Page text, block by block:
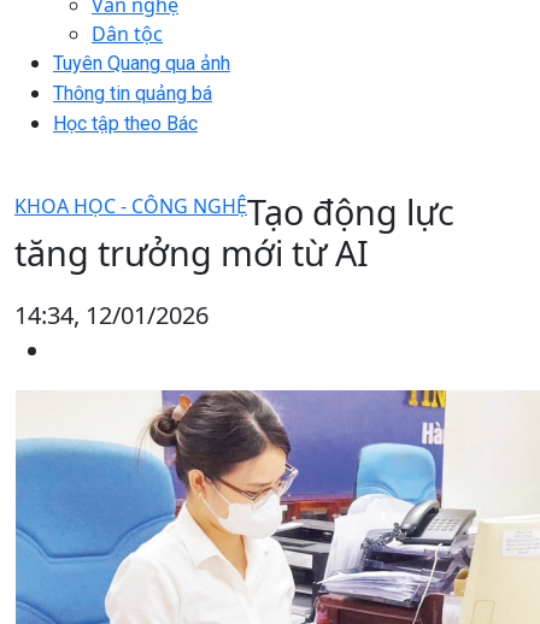
Dân tộc
Tuyên Quang qua ảnh
Thông tin quảng bá
Học tập theo Bác
KHOA HỌC - CÔNG NGHỆTạo động lực
tăng trưởng mới từ AI
14:34, 12/01/2026